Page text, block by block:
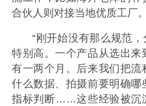
合伙人则对接当地优质工厂。
“刚开始没有那么规范
特别高。一个产品从选出
有一两个月。后来我们把
什么数据、拍摄前要明确哪
指标判断……这些经验被沉